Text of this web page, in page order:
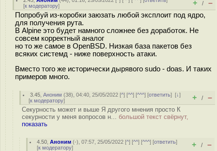
[к модератору] + / –
Попробуй из-коробки заюзать любой эксплоит под ядро,
для получения рута.
В Alpine это будет намного сложнее без доработок. Не
совсем корректный аналог
но то же самое в OpenBSD. Низкая база пакетов без
всяких системд - ниже поверхность атаки.
Вместо того же исторически дырявого sudo - doas. И таких
примеров много.
3.45 ,Аноним (38), 04:40, 25/05/2022 [^] [^^] [^^^] [ответить][↓]
[к модератору] + / –
Секурность может и выше Я другого мнения просто К
секурности у меня вопросов н... большой текст свёрнут,
показать
4.50 ,Аноним (-), 07:57, 25/05/2022 [^] [^^] [^^^] [ответить]
[к модератору] + / –